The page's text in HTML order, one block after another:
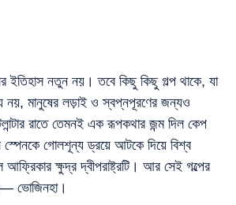
ইতিহাস নতুন নয়। তবে কিছু কিছু গল্প থাকে, যা
নয়, মানুষের লড়াই ও স্বপ্নপূরণের জন্যও
রাতে তেমনই এক রূপকথার জন্ম দিল কেপ
স্পেনকে গোলশূন্য ড্রয়ে আটকে দিয়ে বিশ্ব
ক্ষুদ্র দ্বীপরাষ্ট্রটি। আর সেই গল্পের
ভোজিনহা।